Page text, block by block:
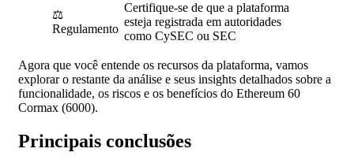
⚖️
Regulamento
Certifique-se de que a plataforma
esteja registrada em autoridades
como CySEC ou SEC
Agora que você entende os recursos da plataforma, vamos
explorar o restante da análise e seus insights detalhados sobre a
funcionalidade, os riscos e os benefícios do Ethereum 60
Cormax (6000).
Principais conclusões